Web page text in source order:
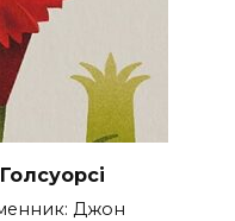
Джон